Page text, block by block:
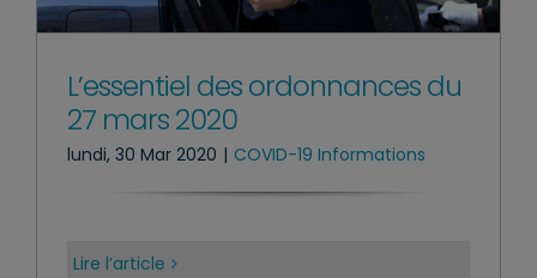
L’essentiel des ordonnances du
27 mars 2020
lundi, 30 Mar 2020 | COVID-19 Informations
Lire l’article